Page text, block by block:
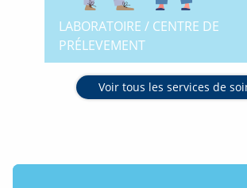
LABORATOIRE / CENTRE DE
PRÉLEVEMENT
Voir tous les services de